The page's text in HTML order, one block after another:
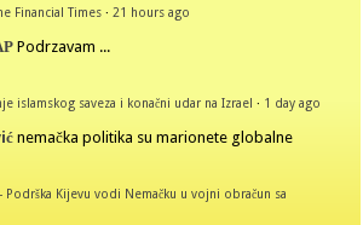
Financial Times ·21 hours ago
Podrzavam ...
islamskog saveza i konačni udar na Izrael · 1 day ago
nemačka politika su marionete globalne
Kijevu vodi Nemačku u vojni obračun sa